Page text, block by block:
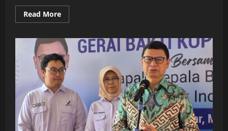
Read MoreRead
more
Paris
Beberkan
Kejanggalan
Kasus
ABK
Fandi
Ramadhan